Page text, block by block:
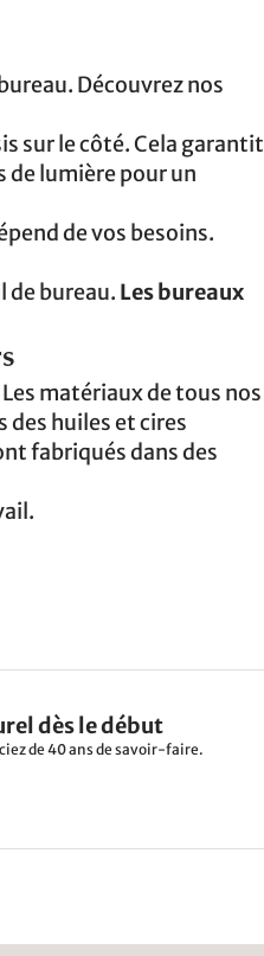
Découvrez nos
sur le côté. Cela garantit
de lumière pour un
de vos besoins.
de bureau. Les bureaux
Les matériaux de tous nos
huiles et cires
fabriqués dans des
dès le début
de 40 ans de savoir-faire.